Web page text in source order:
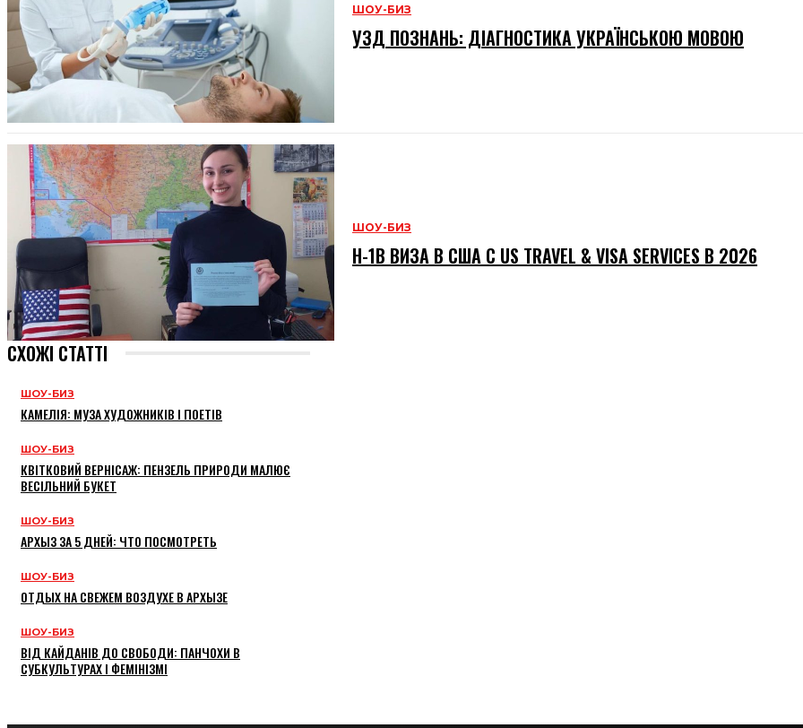
ШОУ-БИЗ
УЗД ПОЗНАНЬ: ДІАГНОСТИКА УКРАЇНСЬКОЮ МОВОЮ
ШОУ-БИЗ
H-1B ВИЗА В США С US TRAVEL & VISA SERVICES В 2026
СХОЖІ СТАТТІ
ШОУ-БИЗ
КАМЕЛІЯ: МУЗА ХУДОЖНИКІВ І ПОЕТІВ
ШОУ-БИЗ
КВІТКОВИЙ ВЕРНІСАЖ: ПЕНЗЕЛЬ ПРИРОДИ МАЛЮЄ
ВЕСІЛЬНИЙ БУКЕТ
ШОУ-БИЗ
АРХЫЗ ЗА 5 ДНЕЙ: ЧТО ПОСМОТРЕТЬ
ШОУ-БИЗ
ОТДЫХ НА СВЕЖЕМ ВОЗДУХЕ В АРХЫЗЕ
ШОУ-БИЗ
ВІД КАЙДАНІВ ДО СВОБОДИ: ПАНЧОХИ В
СУБКУЛЬТУРАХ І ФЕМІНІЗМІ